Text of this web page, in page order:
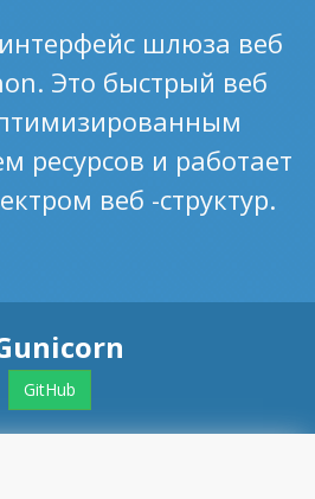
шлюза веб
Это быстрый веб
ресурсов и работает
веб -структур.
GitHub